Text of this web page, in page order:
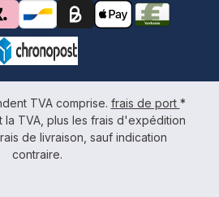
TVA comprise. frais de port *
la TVA, plus les frais d'expédition
de livraison, sauf indication
contraire.